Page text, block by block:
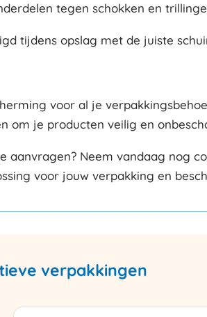
tegen schokken en
tijdens opslag met de juiste
voor al je
om je producten veilig en
Neem vandaag nog
voor jouw verpakking en
verpakkingen